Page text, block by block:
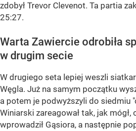
zdobył Trevor Clevenot. Ta partia
25:27.
Warta Zawiercie odrobiła
w drugim secie
W drugiego seta lepiej weszli
Węgla. Już na samym początku
a potem je podwyższyli do siedmiu
Winiarski zareagował tak, jak mógł,
wprowadził Gąsiora, a następnie